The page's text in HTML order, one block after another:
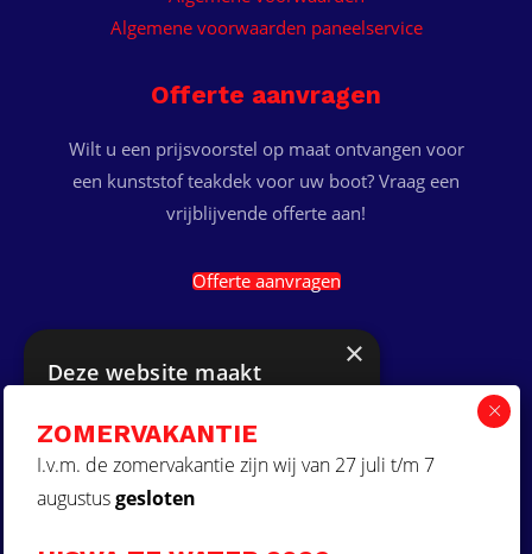
Algemene voorwaarden paneelservice
Offerte aanvragen
Wilt u een prijsvoorstel op maat ontvangen voor
een kunststof teakdek voor uw boot? Vraag een
vrijblijvende offerte aan!
Offerte aanvragen
Over ons
Projecten
ZOMERVAKANTIE
I.v.m. de zomervakantie zijn wij van 27 juli t/m 7
augustusgesloten
×
Deze website maakt
Deze website gebruikt cookies om uw
gebruikerservaring te verbeteren. Door
onze website te gebruiken, stemt u in met
alle cookies in overeenstemming met ons